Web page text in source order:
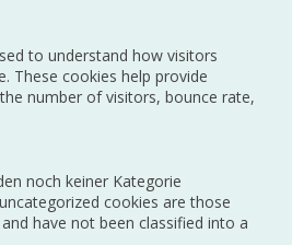
to understand how visitors
These cookies help provide
number of visitors, bounce rate,
noch keiner Kategorie
cookies are those
have not been classified into a